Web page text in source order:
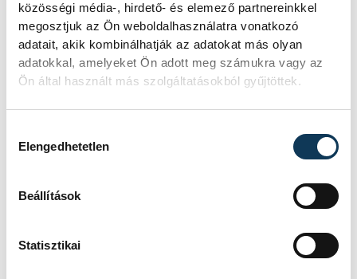
közösségi média-, hirdető- és elemező partnereinkkel
megosztjuk az Ön weboldalhasználatra vonatkozó
adatait, akik kombinálhatják az adatokat más olyan
adatokkal, amelyeket Ön adott meg számukra vagy az
Ön által használt más szolgáltatásokból gyűjtöttek.
Elengedhetetlen
Beállítások
Statisztikai